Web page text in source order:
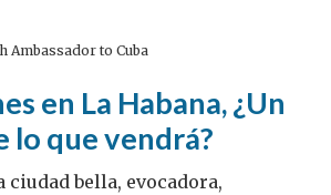
Ambassador to Cuba
en La Habana, ¿Un
lo que vendrá?
ciudad bella, evocadora,